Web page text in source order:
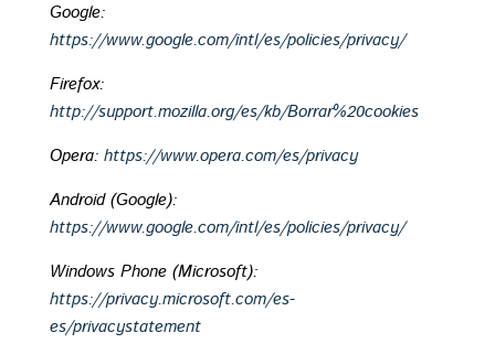
Google:
https://www.google.com/intl/es/policies/privacy/
Firefox:
http://support.mozilla.org/es/kb/Borrar%20cookies
Opera: https://www.opera.com/es/privacy
Android (Google):
https://www.google.com/intl/es/policies/privacy/
Windows Phone (Microsoft):
https://privacy.microsoft.com/es-
es/privacystatement